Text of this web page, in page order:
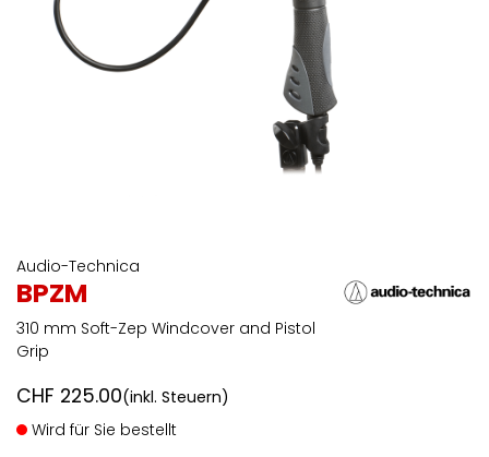
Audio-Technica
BPZM
310 mm Soft-Zep Windcover and Pistol
Grip
CHF 225.00(inkl. Steuern)
Wird für Sie bestellt